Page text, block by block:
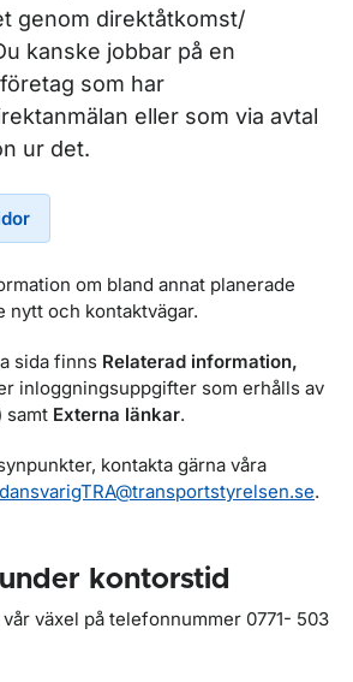
genom direktåtkomst/
kanske jobbar på en
som har
eller som via avtal
ur det.
om bland annat planerade
nytt och kontaktvägar.
sida finns Relaterad information,
inloggningsuppgifter som erhålls av
samt Externa länkar.
kontakta gärna våra
.
kontorstid
växel på telefonnummer 0771- 503